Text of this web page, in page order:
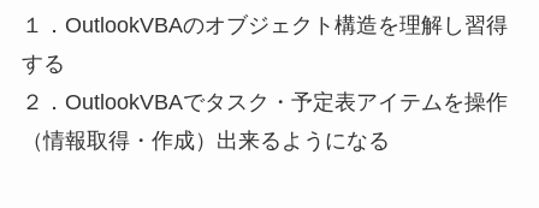
１．OutlookVBAのオブジェクト構造を理解し習得
する
２．OutlookVBAでタスク・予定表アイテムを操作
（情報取得・作成）出来るようになる